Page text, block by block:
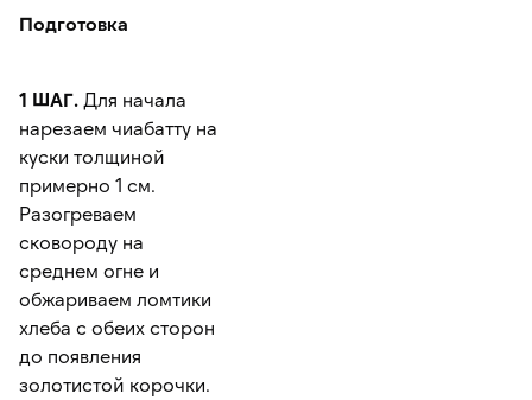
Подготовка
1 ШАГ. Для начала
нарезаем чиабатту на
куски толщиной
примерно 1 см.
Разогреваем
сковороду на
среднем огне и
обжариваем ломтики
хлеба с обеих сторон
до появления
золотистой корочки.